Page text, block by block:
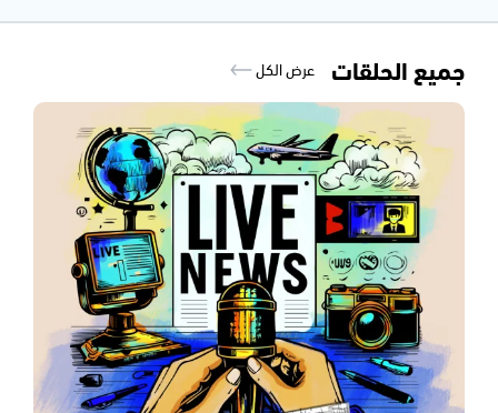
جميع الحلقات عرض الكل